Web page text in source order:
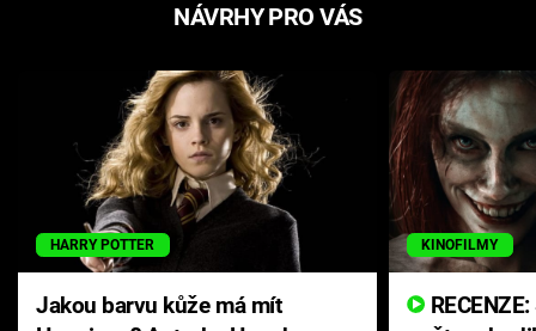
NÁVRHY PRO VÁS
HARRY POTTER
Jakou barvu kůže má mít
KINOFILMY